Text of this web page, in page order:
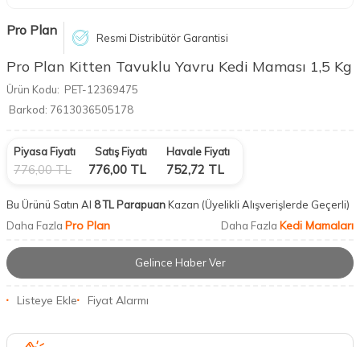
Pro Plan Resmi Distribütör Garantisi
Pro Plan Kitten Tavuklu Yavru Kedi Maması 1,5 Kg
Ürün Kodu: PET-12369475
Barkod: 7613036505178
Piyasa Fiyatı
776,00TL
Satış Fiyatı
776,00 TL
Havale Fiyatı
752,72 TL
Bu Ürünü Satın Al 8 TL ParapuanKazan (Üyelikli Alışverişlerde Geçerli)
Daha Fazla Pro Plan Daha Fazla Kedi Mamaları
Gelince Haber Ver
Listeye Ekle Fiyat Alarmı